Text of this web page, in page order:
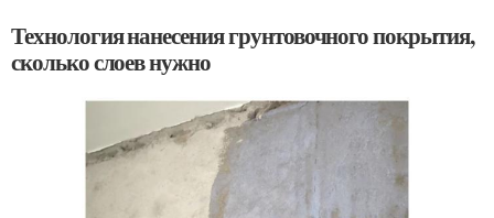
Технология нанесения грунтовочного покрытия,
сколько слоев нужно